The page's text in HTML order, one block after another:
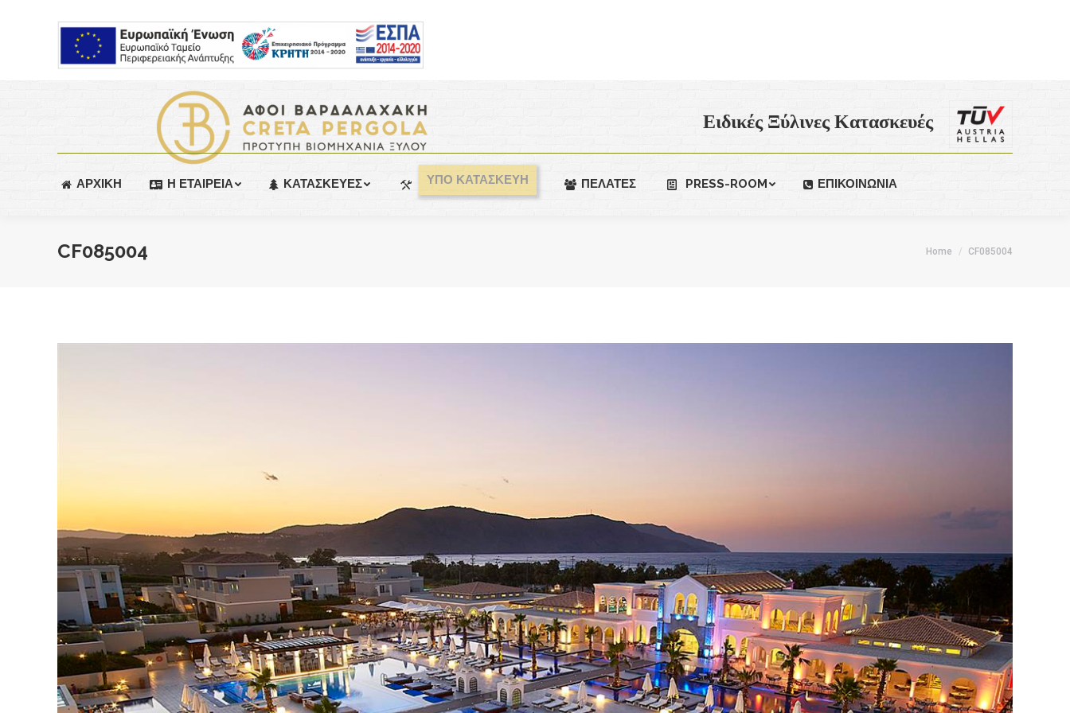
Ειδικές Ξύλινες Κατασκευές
ΑΡΧΙΚΗ Η ΕΤΑΙΡΕΙΑ ΚΑΤΑΣΚΕΥΕΣ ΥΠΟ ΚΑΤΑΣΚΕΥΗ ΠΕΛΑΤΕΣ PRESS-ROOM ΕΠΙΚΟΙΝΩΝΙΑ
CF085004 Home CF085004